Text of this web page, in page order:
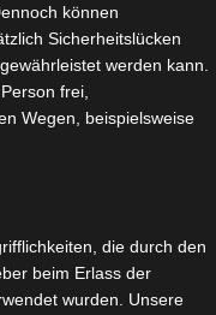
können
Sicherheitslücken
werden kann.
frei,
Wegen, beispielsweise
die durch den
beim Erlass der
wurden. Unsere